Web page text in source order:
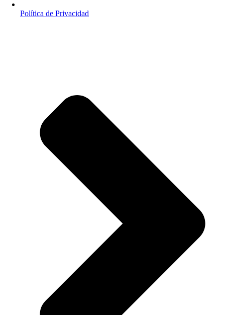
Política de Privacidad